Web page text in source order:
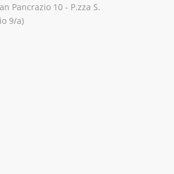
Pancrazio 10 - P.zza S.
9/a)